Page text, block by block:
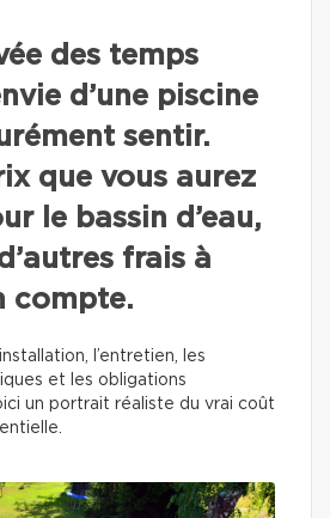
des temps
d’une piscine
sentir.
que vous aurez
le bassin d’eau,
frais à
compte.
l’entretien, les
et les obligations
un portrait réaliste du vrai coût